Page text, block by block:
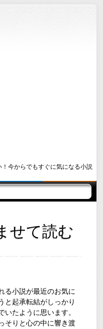
今からでもすぐに気になる小説
せて読む
る小説が最近のお気に
と起承転結がしっかり
いたように思います。
そりと心の中に響き渡